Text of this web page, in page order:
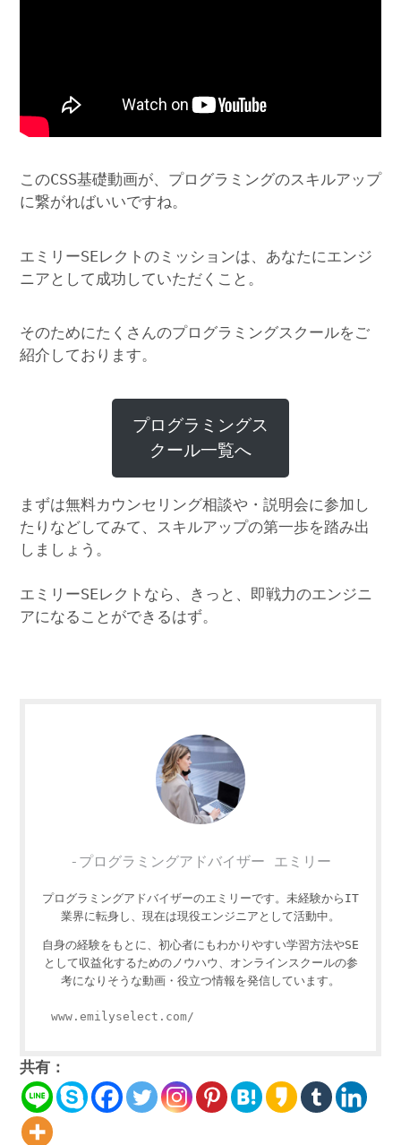
このCSS基礎動画が、プログラミングのスキルアップ
に繋がればいいですね。
エミリーSEレクトのミッションは、あなたにエンジ
ニアとして成功していただくこと。
そのためにたくさんのプログラミングスクールをご
紹介しております。
プログラミングス
クール一覧へ
まずは無料カウンセリング相談や・説明会に参加し
たりなどしてみて、スキルアップの第一歩を踏み出
しましょう。
エミリーSEレクトなら、きっと、即戦力のエンジニ
アになることができるはず。
-プログラミングアドバイザー エミリー
プログラミングアドバイザーのエミリーです。未経験からIT
業界に転身し、現在は現役エンジニアとして活動中。
自身の経験をもとに、初心者にもわかりやすい学習方法やSE
として収益化するためのノウハウ、オンラインスクールの参
考になりそうな動画・役立つ情報を発信しています。
www.emilyselect.com/
共有：